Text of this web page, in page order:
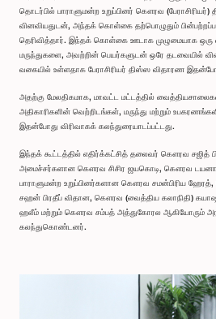
தொடர்பில் பாராளுமன்ற உறுப்பினர் கௌரவ
வினவியதுடன், அந்தக் கொள்கை தற்பொழுதும்
தெரிவித்தார். இந்தக் கொள்கை ஊடாக முழுமையாக ஒரு
மருந்துகளை, அவற்றின் பெயர்களுடன் ஒரே தடவையில்
வகையில் உள்ளதாக பேராசிரியர் திஸ்ஸ விதாரண
அதற்கு மேலதிகமாக, மாவட்ட மட்டத்தில்
அதிகாரிகளின் வெற்றிடங்கள், மருந்து மற்றும்
இதன்போது விரிவாகக் கலந்துரையாடப்பட்டது.
இந்தக் கூட்டத்தில் எதிர்க்கட்சித் தலைவர் கௌரவ சஜித்
அமைச்சர்களான கௌரவ சிசிர ஜயகொடி, கௌரவ டயனா
பாராளுமன்ற உறுப்பினர்களான கௌரவ சமன்பிரிய
சஹன் பிரதீப் விதான, கௌரவ (வைத்திய கலாநிதி)
ஹலீம் மற்றும் கௌரவ சம்பத் அத்துகோரல ஆகியோரும்
கலந்துகொண்டனர்.